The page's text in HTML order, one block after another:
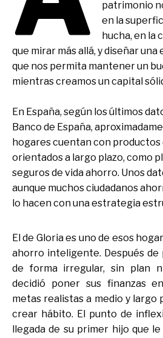
patrimonio
en la
hucha, en la
que mirar más allá, y diseñar
que nos permita mantener un
mientras creamos un capital
En España, según los últimos
Banco de España,
hogares cuentan con
orientados a largo plazo, como
seguros de vida ahorro. Unos
aunque muchos ciudadanos
lo hacen con una estrategia
El de Gloria es uno de esos
ahorro inteligente. Después de
de forma irregular, sin plan
decidió poner sus finanzas
metas realistas a medio y largo
crear hábito. El punto de
llegada de su primer hijo que